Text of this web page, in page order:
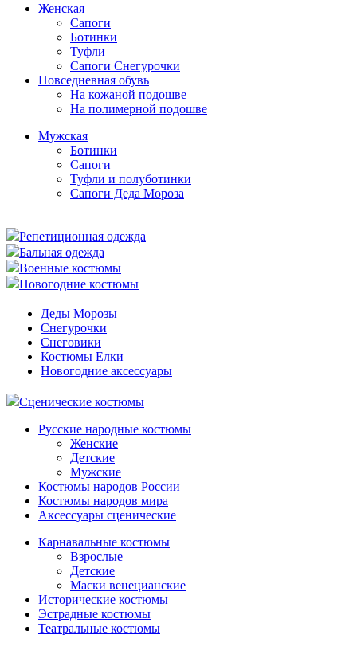
Женская
Сапоги
Ботинки
Туфли
Сапоги Снегурочки
Повседневная обувь
На кожаной подошве
На полимерной подошве
Мужская
Ботинки
Сапоги
Туфли и полуботинки
Сапоги Деда Мороза
Репетиционная одежда
Бальная одежда
Военные костюмы
Новогодние костюмы
Деды Морозы
Снегурочки
Снеговики
Костюмы Елки
Новогодние аксессуары
Сценические костюмы
Русские народные костюмы
Женские
Детские
Мужские
Костюмы народов России
Костюмы народов мира
Аксессуары сценические
Карнавальные костюмы
Взрослые
Детские
Маски венецианские
Исторические костюмы
Эстрадные костюмы
Театральные костюмы